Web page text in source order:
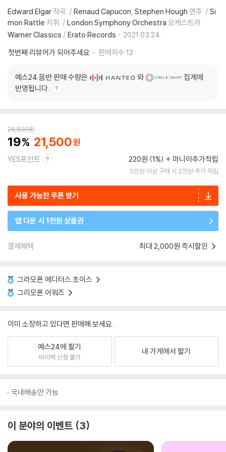
Edward Elgar 작곡 Renaud Capucon Stephen Hough 연주
Si
mon Rattle 지휘 London Symphony Orchestra 오케스트라
Warner Classics / Erato Records
2021.03.24.
첫번째 리뷰어가 되어주세요
판매지수 12
예스24 음반 판매 수량은 와
집계에
반영됩니다.
26,500원
19 21,500
YES포인트 220원 (1%) 마니아추가적립
5만원 이상 구매 시 2천원 추가 적립
사용 가능한 쿠폰 받기
앱 다운 시 1천원 상품권
결제혜택 최대 2,000원 즉시할인
그라모폰 에디터스 초이스
그리모폰 어워즈
이미 소장하고 있다면 판매해 보세요.
예스24에 팔기
바이백 신청 불가
내 가게에서 팔기
국내배송만 가능
이 분야의 이벤트 3